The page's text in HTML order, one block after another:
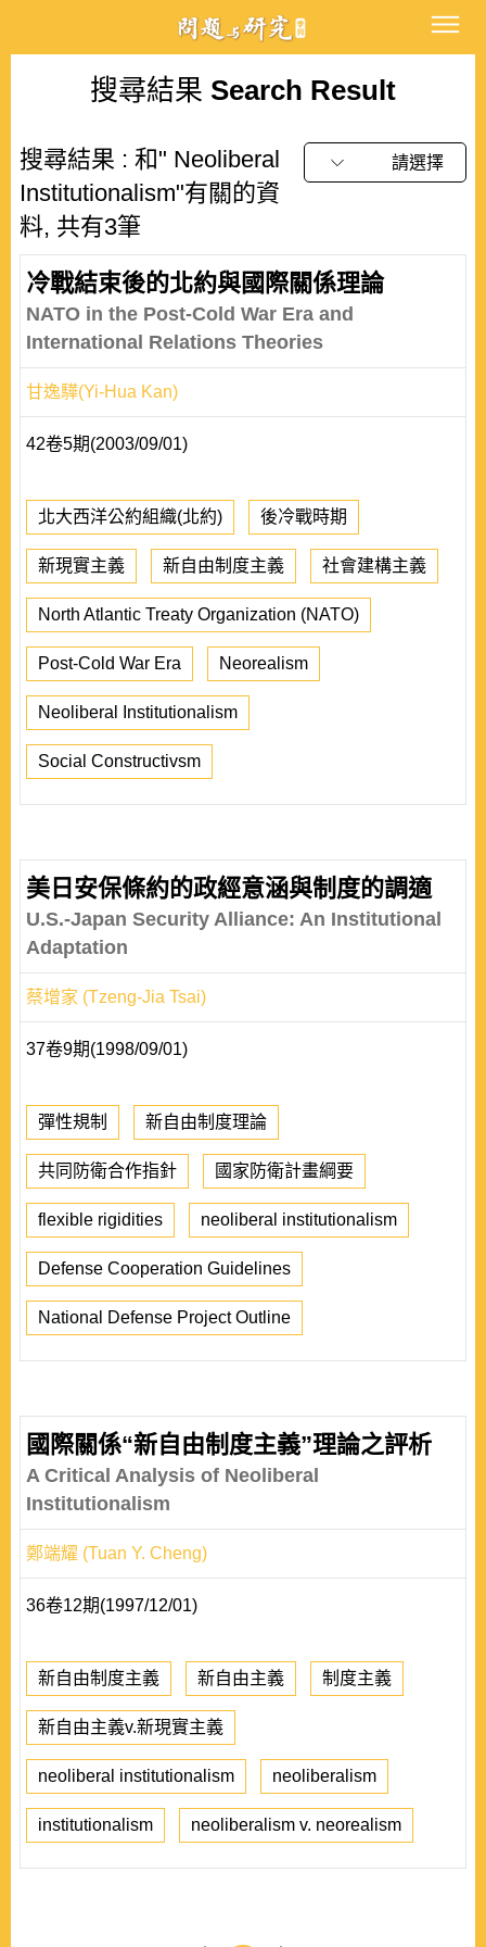
搜尋結果 Search Result
搜尋結果 : 和" Neoliberal
Institutionalism"有關的資
料, 共有3筆
請選擇
冷戰結束後的北約與國際關係理論
NATO in the Post-Cold War Era and
International Relations Theories
甘逸驊(Yi-Hua Kan)
42卷5期(2003/09/01)
北大西洋公約組織(北約) 後冷戰時期
新現實主義 新自由制度主義 社會建構主義
North Atlantic Treaty Organization (NATO)
Post-Cold War Era Neorealism
Neoliberal Institutionalism
Social Constructivsm
美日安保條約的政經意涵與制度的調適
U.S.-Japan Security Alliance: An Institutional
Adaptation
蔡增家 (Tzeng-Jia Tsai)
37卷9期(1998/09/01)
彈性規制 新自由制度理論
共同防衛合作指針 國家防衛計畫綱要
flexible rigidities neoliberal institutionalism
Defense Cooperation Guidelines
National Defense Project Outline
國際關係“新自由制度主義”理論之評析
A Critical Analysis of Neoliberal
Institutionalism
鄭端耀 (Tuan Y. Cheng)
36卷12期(1997/12/01)
新自由制度主義 新自由主義 制度主義
新自由主義v.新現實主義
neoliberal institutionalism neoliberalism
institutionalism neoliberalism v. neorealism